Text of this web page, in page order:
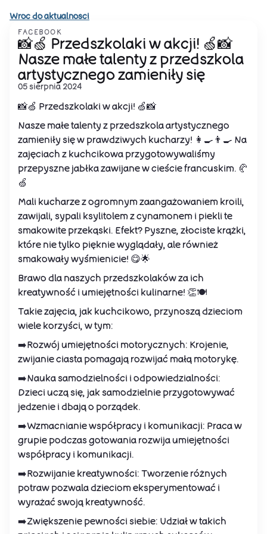
Wroc do aktualnosci
FACEBOOK
📸🍏 Przedszkolaki w akcji! 🍏📸
Nasze małe talenty z przedszkola
artystycznego zamieniły się
05 sierpnia 2024
📸🍏 Przedszkolaki w akcji! 🍏📸
Nasze małe talenty z przedszkola artystycznego
zamieniły się w prawdziwych kucharzy! 👩‍🍳👨‍🍳 Na
zajęciach z kuchcikowa przygotowywaliśmy
przepyszne jabłka zawijane w cieście francuskim. 🥐
🍏
Mali kucharze z ogromnym zaangażowaniem kroili,
zawijali, sypali ksylitolem z cynamonem i piekli te
smakowite przekąski. Efekt? Pyszne, złociste krążki,
które nie tylko pięknie wyglądały, ale również
smakowały wyśmienicie! 😋🌟
Brawo dla naszych przedszkolaków za ich
kreatywność i umiejętności kulinarne! 👏🍽️
Takie zajęcia, jak kuchcikowo, przynoszą dzieciom
wiele korzyści, w tym:
➡️Rozwój umiejętności motorycznych: Krojenie,
zwijanie ciasta pomagają rozwijać małą motorykę.
➡️Nauka samodzielności i odpowiedzialności:
Dzieci uczą się, jak samodzielnie przygotowywać
jedzenie i dbają o porządek.
➡️Wzmacnianie współpracy i komunikacji: Praca w
grupie podczas gotowania rozwija umiejętności
współpracy i komunikacji.
➡️Rozwijanie kreatywności: Tworzenie różnych
potraw pozwala dzieciom eksperymentować i
wyrażać swoją kreatywność.
➡️Zwiększenie pewności siebie: Udział w takich